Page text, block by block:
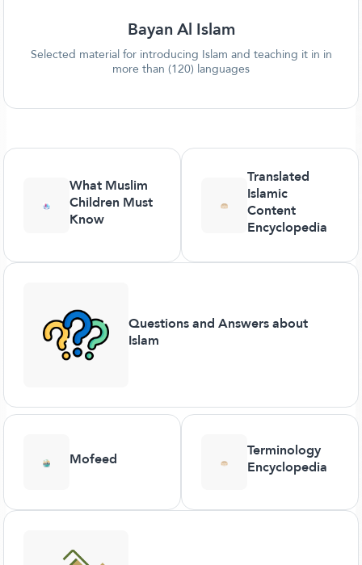
Bayan Al Islam
Selected material for introducing Islam and teaching it in in
more than (120) languages
What Muslim
Children Must
Know
Translated
Islamic
Content
Encyclopedia
Questions and Answers about
Islam
Mofeed Terminology
Encyclopedia